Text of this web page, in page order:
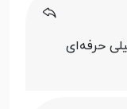
حرفه‌ای